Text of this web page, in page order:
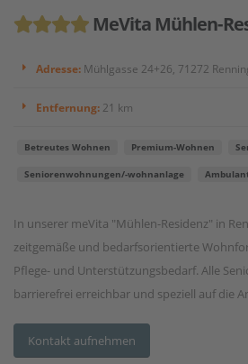
MeVita Mühlen-
Adresse: Mühlgasse 24+26, 71272
Entfernung: 21 km
Betreutes Wohnen Premium-Wohnen
Seniorenwohnungen/-wohnanlage
In unserer meVita "Mühlen-Residenz" in
zeitgemäße und bedarfsorientierte
Pflege- und Unterstützungsbedarf. Alle
barrierefrei erreichbar und speziell auf die
Kontakt aufnehmen